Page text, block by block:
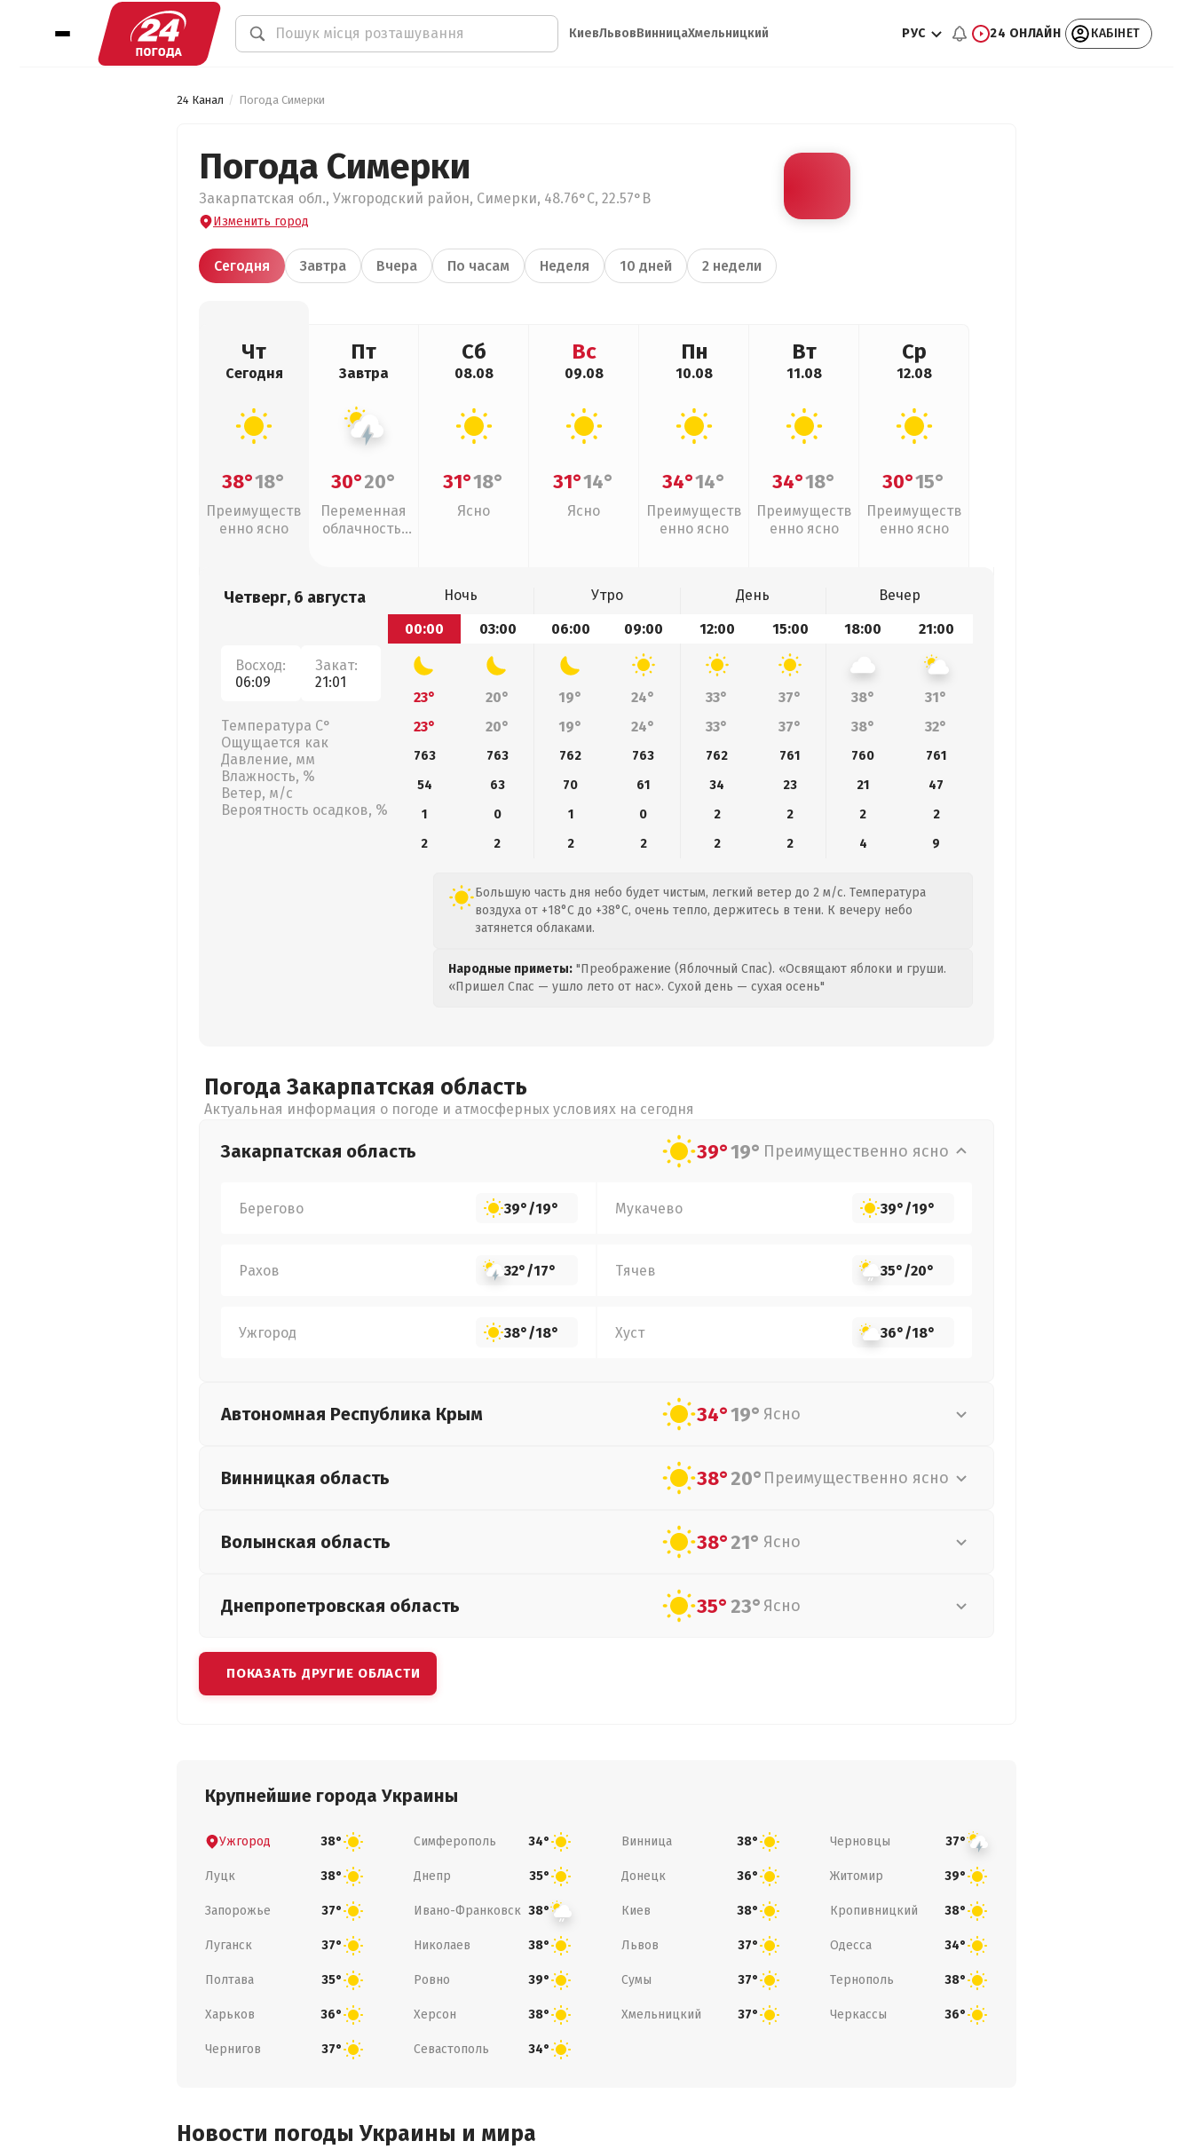
КиевЛьвовВинницаХмельницкий РУС 24 ОНЛАЙН КАБІНЕТ
24 Канал Погода Симерки
Погода Симерки
Закарпатская обл., Ужгородский район, Симерки, 48.76°С, 22.57°В
Изменить город
Сегодня Завтра Вчера По часам Неделя 10 дней 2 недели
Чт
Сегодня
38°18°
Преимуществ
енно ясно
Пт
Завтра
30°20°
Переменная
облачность,
Сб
08.08
31°18°
Ясно
Вс
09.08
31°14°
Ясно
Пн
10.08
34°14°
Преимуществ
енно ясно
Вт
11.08
34°18°
Преимуществ
енно ясно
Ср
12.08
30°15°
Преимуществ
енно ясно
Четверг, 6 августа
Восход:
06:09
Закат:
21:01
Температура С°
Ощущается как
Давление, мм
Влажность, %
Ветер, м/с
Вероятность осадков, %
Ночь Утро День
Вечер
00:00
03:00 06:00 09:00 12:00 15:00 18:00 21:00
23° 20° 19° 24° 33° 37° 38°
31°
23°
20° 19° 24° 33° 37° 38° 32°
763 763 762 763 762 761 760
761
54
63 70 61 34 23 21
47
1
0 1 0 2 2 2
2
2
2 2 2 2 2 4 9
Большую часть дня небо будет чистым, легкий ветер до 2 м/с. Температура
воздуха от +18°C до +38°C, очень тепло, держитесь в тени. К вечеру небо
затянется облаками.
Народные приметы: "Преображение (Яблочный Спас). «Освящают яблоки и груши.
«Пришел Спас — ушло лето от нас». Сухой день — сухая осень"
Погода Закарпатская область
Актуальная информация о погоде и атмосферных условиях на сегодня
Закарпатская область 39°19° Преимущественно ясно
Берегово 39°/19° Мукачево 39°/19°
Рахов 32°/17° Тячев 35°/20°
Ужгород 38°/18° Хуст 36°/18°
Автономная Республика Крым 34°19° Ясно
Винницкая область 38°20° Преимущественно ясно
Волынская область 38°21° Ясно
Днепропетровская область 35°23° Ясно
ПОКАЗАТЬ ДРУГИЕ ОБЛАСТИ
Крупнейшие города Украины
Ужгород 38° Симферополь 34° Винница 38° Черновцы 37°
Луцк 38° Днепр 35° Донецк 36° Житомир 39°
Запорожье 37° Ивано-Франковск 38° Киев 38° Кропивницкий 38°
Луганск 37° Николаев 38° Львов 37° Одесса 34°
Полтава 35° Ровно 39° Сумы 37° Тернополь 38°
Харьков 36° Херсон 38° Хмельницкий 37° Черкассы 36°
Чернигов 37° Севастополь 34°
Новости погоды Украины и мира